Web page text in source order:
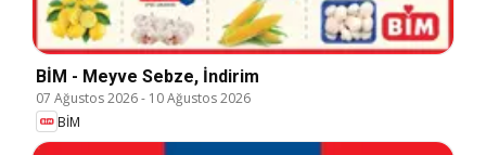
BİM - Meyve Sebze, İndirim
07 Ağustos 2026- 10 Ağustos 2026
BİM